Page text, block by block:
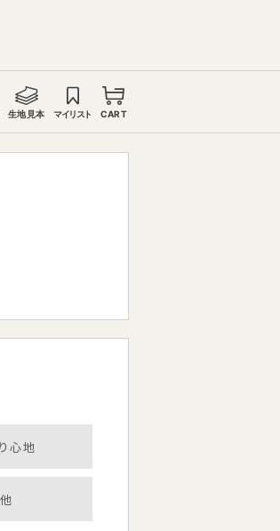
生地見本 マイリスト CART
心地